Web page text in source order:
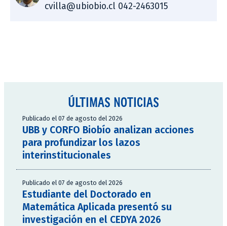
cvilla@ubiobio.cl 042-2463015
ÚLTIMAS NOTICIAS
Publicado el 07 de agosto del 2026
UBB y CORFO Biobío analizan acciones
para profundizar los lazos
interinstitucionales
Publicado el 07 de agosto del 2026
Estudiante del Doctorado en
Matemática Aplicada presentó su
investigación en el CEDYA 2026